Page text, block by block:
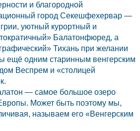
и благородной
город Секешфехервар —
уютный курортный и
Балатонфюред, а
Тихань при желании
ещё одним старинным венгерским
Веспрем и «столицей
— самое большое озеро
Может быть поэтому мы,
называем его «Венгерским